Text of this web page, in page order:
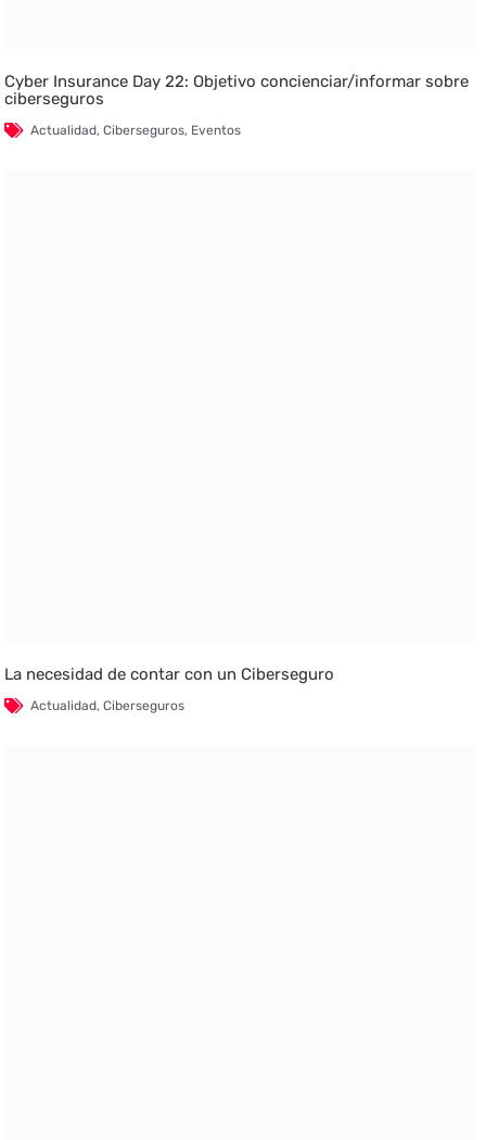
Cyber Insurance Day 22: Objetivo concienciar/informar sobre
ciberseguros
Actualidad,Ciberseguros, Eventos
La necesidad de contar con un Ciberseguro
Actualidad,Ciberseguros